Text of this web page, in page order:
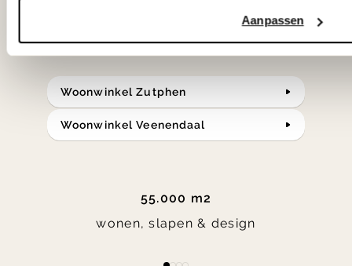
Aanpassen
Bekijk onze openingstijden en
bereken je route.
Woonwinkel Zutphen
Woonwinkel Veenendaal
55.000 m2
wonen, slapen & design